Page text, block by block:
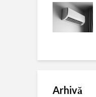
Arhivă